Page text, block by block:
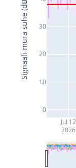
Jul 12
2026
0
10
20
30
Signaali-müra suhe (dB)